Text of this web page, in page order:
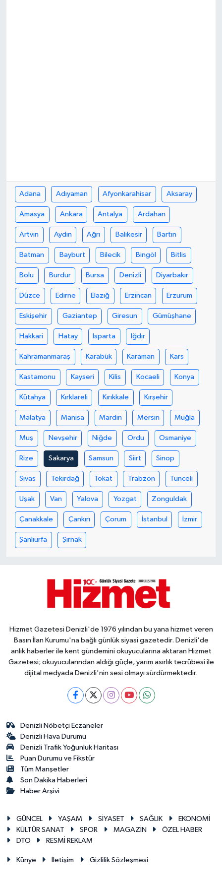
Adana Adıyaman Afyonkarahisar Aksaray
Amasya Ankara Antalya Ardahan
Artvin Aydın Ağrı Balıkesir Bartın
Batman Bayburt Bilecik Bingöl Bitlis
Bolu Burdur Bursa Denizli Diyarbakır
Düzce Edirne Elazığ Erzincan Erzurum
Eskişehir Gaziantep Giresun Gümüşhane
Hakkari Hatay Isparta Iğdır
Kahramanmaraş Karabük Karaman Kars
Kastamonu Kayseri Kilis Kocaeli Konya
Kütahya Kırklareli Kırıkkale Kırşehir
Malatya Manisa Mardin Mersin Muğla
Muş Nevşehir Niğde Ordu Osmaniye
Rize Sakarya Samsun Siirt Sinop
Sivas Tekirdağ Tokat Trabzon Tunceli
Uşak Van Yalova Yozgat Zonguldak
Çanakkale Çankırı Çorum İstanbul İzmir
Şanlıurfa Şırnak
Hizmet Gazetesi Denizli'de 1976 yılından bu yana hizmet veren
Basın İlan Kurumu'na bağlı günlük siyasi gazetedir. Denizli'de
anlık haberler ile kent gündemini okuyucularına aktaran Hizmet
Gazetesi; okuyucularından aldığı güçle, yarım asırlık tecrübesi ile
dijital medyada Denizli'nin sesi olmayı sürdürmektedir.
Denizli Nöbetçi Eczaneler
Denizli Hava Durumu
Denizli Trafik Yoğunluk Haritası
Puan Durumu ve Fikstür
Tüm Manşetler
Son Dakika Haberleri
Haber Arşivi
GÜNCEL YAŞAM SİYASET SAĞLIK
EKONOMİ
KÜLTÜR SANAT
SPOR MAGAZİN
ÖZEL HABER
DTO
RESMİ REKLAM
Künye İletişim Gizlilik Sözleşmesi